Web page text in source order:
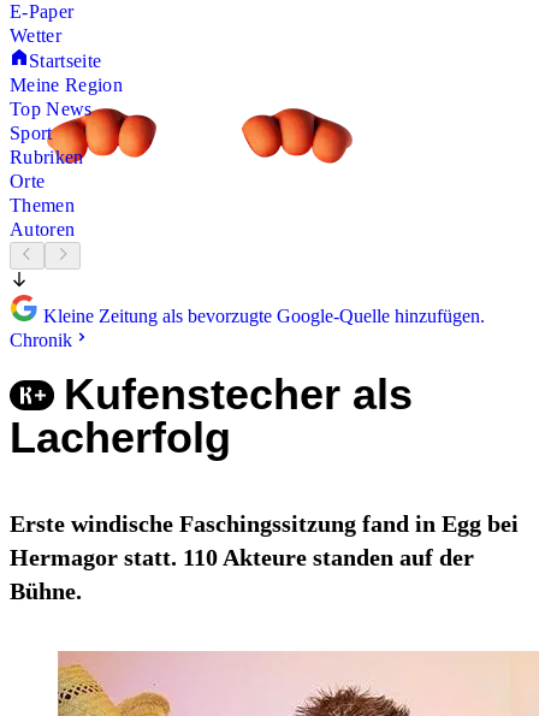
E-Paper
Wetter
Startseite
Meine Region
Top News
Sport
Rubriken
Orte
Themen
Autoren
Kleine Zeitung als bevorzugte Google-Quelle hinzufügen.
Chronik
Kufenstecher als
Lacherfolg
Erste windische Faschingssitzung fand in Egg bei
Hermagor statt. 110 Akteure standen auf der
Bühne.